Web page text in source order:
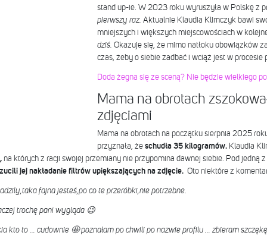
stand up-ie. W 2023 roku wyruszyła w Polskę z
pierwszy raz. Aktualnie Klaudia Klimczyk bawi
mniejszych i większych miejscowościach w
dziś. Okazuje się, że mimo natłoku obowiązków
czas, żeby o siebie zadbać i wciąż jest w procesie
Doda żegna się ze sceną? Nie będzie wielkiego
Mama na obrotach
zdjęciami
Mama na obrotach na początku sierpnia 2025
przyznała, że schudła 35 kilogramów. Klaudia
na których z racji swojej przemiany nie przypomina dawnej siebie. Pod jedną
jej nakładanie filtrów upiększających na zdjęcie.Oto niektóre z
fajna jesteś,po co te przeróbki,nie potrzebne.
trochę pani wygląda 😉
kto to … cudownie 🤩 poznałam po chwili po nazwie profilu … zbieram szczękę